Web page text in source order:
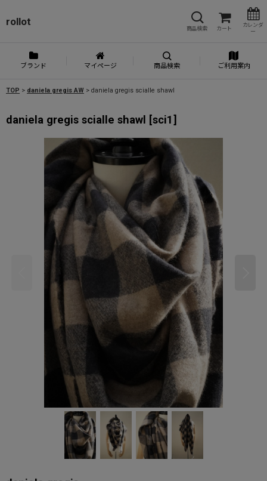
rollot
商品検索 カート
カレンダ
ー
ブランド マイページ 商品検索 ご利用案内
TOP > daniela gregis AW > daniela gregis scialle shawl
daniela gregis scialle shawl [sci1]